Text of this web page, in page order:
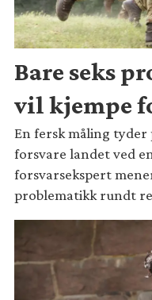
Bare seks
vil kjempe
En fersk måling
forsvare landet ved
forsvarsekspert
problematikk rundt